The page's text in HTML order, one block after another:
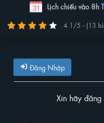
Lịch chiếu vào 8h
4.1/5 - (13
Đăng Nhập
Xin hãy